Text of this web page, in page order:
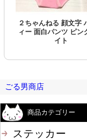
２ちゃんねる 顔文字
ィー 面白パンツ ピン
イト
ごる男商店
商品カテゴリー
ステッカー